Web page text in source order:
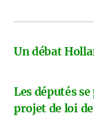
Un débat
Les députés
projet de loi